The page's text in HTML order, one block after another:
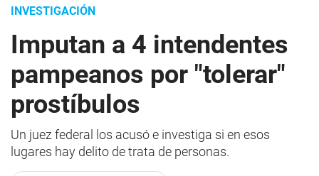
INVESTIGACIÓN
Imputan a 4 intendentes
pampeanos por "tolerar"
prostíbulos
Un juez federal los acusó e investiga si en esos
lugares hay delito de trata de personas.